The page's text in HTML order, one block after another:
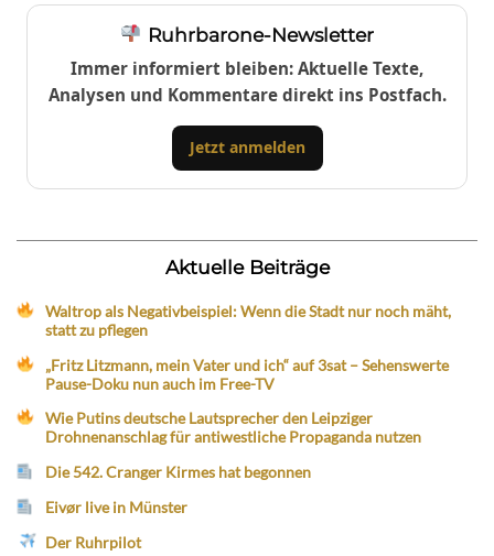
Ruhrbarone-Newsletter
Immer informiert bleiben: Aktuelle Texte,
Analysen und Kommentare direkt ins Postfach.
Jetzt anmelden
Aktuelle Beiträge
Waltrop als Negativbeispiel: Wenn die Stadt nur noch mäht,
statt zu pflegen
„Fritz Litzmann, mein Vater und ich“ auf 3sat – Sehenswerte
Pause-Doku nun auch im Free-TV
Wie Putins deutsche Lautsprecher den Leipziger
Drohnenanschlag für antiwestliche Propaganda nutzen
Die 542. Cranger Kirmes hat begonnen
Eivør live in Münster
Der Ruhrpilot